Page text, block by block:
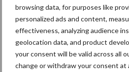
browsing data, for purposes like
personalized ads and content,
effectiveness, analyzing audience
geolocation data, and product
your consent will be valid across all
change or withdraw your consent at
Diergezondheid